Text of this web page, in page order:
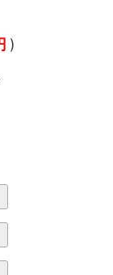
)